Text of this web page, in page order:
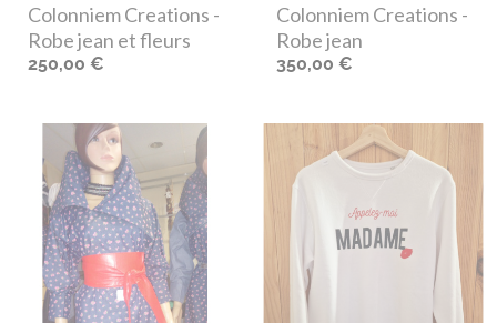
Colonniem Creations -
Robe jean et fleurs
250,00 €
Colonniem Creations -
Robe jean
350,00 €